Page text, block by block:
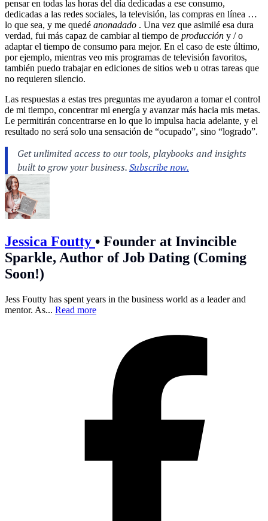
pensar en todas las horas del día dedicadas a ese consumo,
dedicadas a las redes sociales, la televisión, las compras en línea …
lo que sea, y me quedé anonadado . Una vez que asimilé esa dura
verdad, fui más capaz de cambiar al tiempo de producción y / o
adaptar el tiempo de consumo para mejor. En el caso de este último,
por ejemplo, mientras veo mis programas de televisión favoritos,
también puedo trabajar en ediciones de sitios web u otras tareas que
no requieren silencio.
Las respuestas a estas tres preguntas me ayudaron a tomar el control
de mi tiempo, concentrar mi energía y avanzar más hacia mis metas.
Le permitirán concentrarse en lo que lo impulsa hacia adelante, y el
resultado no será solo una sensación de “ocupado”, sino “logrado”.
Jessica Foutty • Founder at Invincible
Sparkle, Author of Job Dating (Coming
Soon!)
Jess Foutty has spent years in the business world as a leader and
mentor. As... Read more